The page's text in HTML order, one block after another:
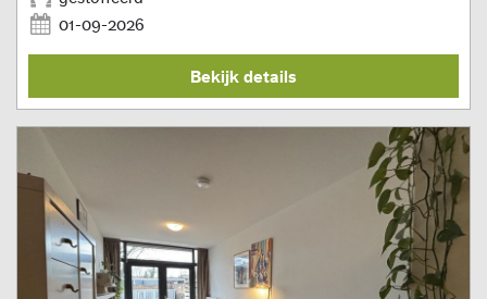
01-09-2026
Bekijk details